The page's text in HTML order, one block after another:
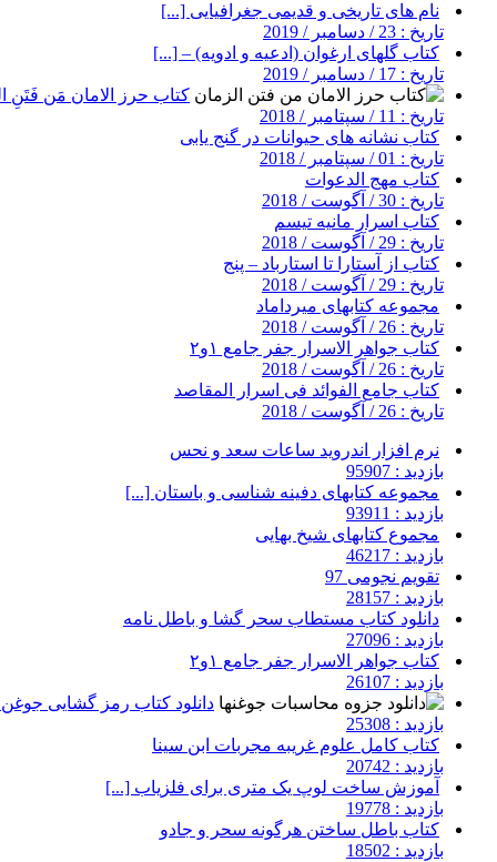
نام های تاریخی و قدیمی جغرافیایی [...]
تاریخ : 23 / دسامبر / 2019
کتاب گلهای ارغوان (ادعیه و ادویه) – [...]
تاریخ : 17 / دسامبر / 2019
کتاب حرز الامان مَن فَتَنِ
تاریخ : 11 / سپتامبر / 2018
کتاب نشانه های حیوانات در گنج یابی
تاریخ : 01 / سپتامبر / 2018
کتاب مهج الدعوات
تاریخ : 30 / آگوست / 2018
کتاب اسرار مانیه تیسم
تاریخ : 29 / آگوست / 2018
کتاب از آستارا تا استارباد – پنج
تاریخ : 29 / آگوست / 2018
مجموعه کتابهای میرداماد
تاریخ : 26 / آگوست / 2018
کتاب جواهر الاسرار جفر جامع ۱و۲
تاریخ : 26 / آگوست / 2018
کتاب جامع الفوائد فی اسرار المقاصد
تاریخ : 26 / آگوست / 2018
نرم افزار اندروید ساعات سعد و نحس
بازدید : 95907
مجموعه کتابهای دفینه شناسی و باستان [...]
بازدید : 93911
مجموع کتابهای شیخ بهایی
بازدید : 46217
تقویم نجومی 97
بازدید : 28157
دانلود کتاب مستطاب سحر گشا و باطل نامه
بازدید : 27096
کتاب جواهر الاسرار جفر جامع ۱و۲
بازدید : 26107
دانلود کتاب رمز گشایی
بازدید : 25308
کتاب کامل علوم غریبه مجربات ابن سینا
بازدید : 20742
آموزش ساخت لوپ یک متری برای فلزیاب [...]
بازدید : 19778
کتاب باطل ساختن هرگونه سحر و جادو
بازدید : 18502